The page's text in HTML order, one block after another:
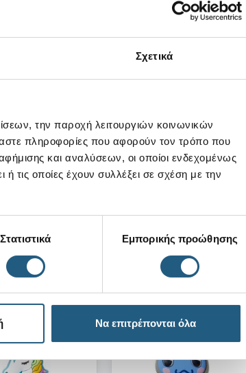
Σχετικά
την παροχή λειτουργιών κοινωνικών
πληροφορίες που αφορούν τον τρόπο που
και αναλύσεων, οι οποίοι ενδεχομένως
τις οποίες έχουν συλλέξει σε σχέση με την
Στατιστικά Εμπορικής προώθησης
Να επιτρέπονται όλα